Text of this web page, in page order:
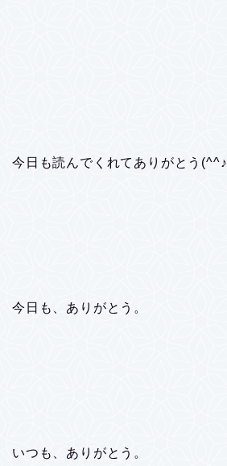
今日も読んでくれてありがとう(^^♪
今日も、ありがとう。
いつも、ありがとう。